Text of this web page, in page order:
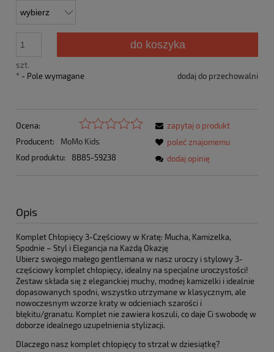
szt.
do koszyka
dodaj do przechowalni
* - Pole wymagane
Ocena:
Producent:
MoMo Kids
Kod produktu:
8B85-59238
zapytaj o produkt
poleć znajomemu
dodaj opinię
Opis
Komplet Chłopięcy 3-Częściowy w Kratę: Mucha, Kamizelka,
Spodnie – Styl i Elegancja na Każdą Okazję
Ubierz swojego małego gentlemana w nasz uroczy i stylowy 3-
częściowy komplet chłopięcy, idealny na specjalne uroczystości!
Zestaw składa się z eleganckiej muchy, modnej kamizelki i idealnie
dopasowanych spodni, wszystko utrzymane w klasycznym, ale
nowoczesnym wzorze kraty w odcieniach szarości i
błękitu/granatu. Komplet nie zawiera koszuli, co daje Ci swobodę w
doborze idealnego uzupełnienia stylizacji.
Dlaczego nasz komplet chłopięcy to strzał w dziesiątkę?